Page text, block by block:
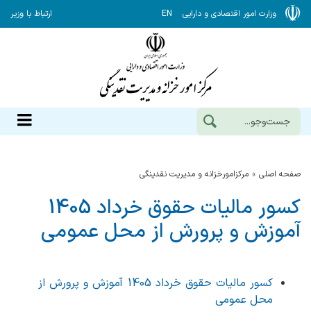
وزارت امور اقتصادی و دارایی EN ارتباط با وزیر
صفحه اصلی مرکزامورخزانه و مدیریت نقدینگی
کسور مالیات حقوق خرداد 1405
آموزش و پرورش از محل عمومی
کسور مالیات حقوق خرداد 1405 آموزش و پرورش از
محل عمومی